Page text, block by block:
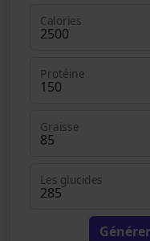
Calories
Protéine
Graisse
Les glucides